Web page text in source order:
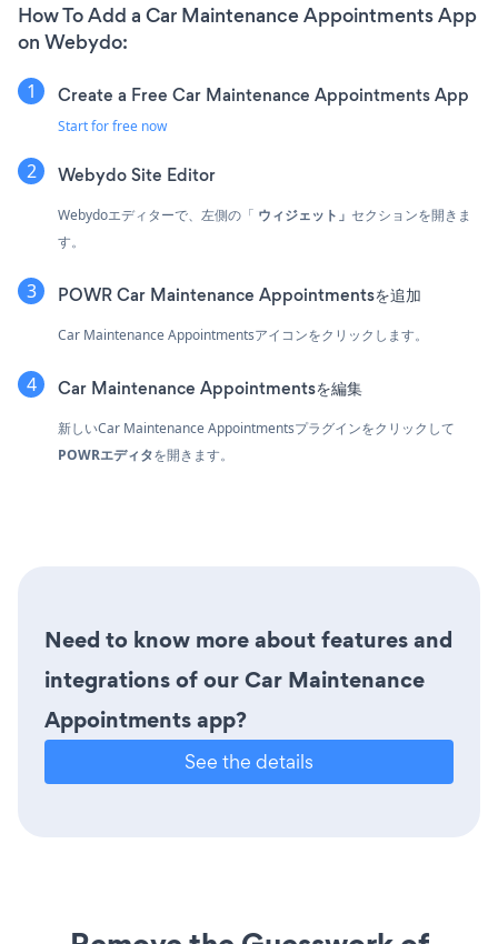
How To Add a Car Maintenance Appointments App
on Webydo:
Create a Free Car Maintenance Appointments App
Start for free now
Webydo Site Editor
Webydoエディターで、左側の「 ウィジェット」 セクションを開きま
す。
POWR Car Maintenance Appointmentsを追加
Car Maintenance Appointmentsアイコンをクリックします。
Car Maintenance Appointmentsを編集
新しいCar Maintenance Appointmentsプラグインをクリックして
POWRエディタを開きます。
Need to know more about features and
integrations of our Car Maintenance
Appointments app?
See the details